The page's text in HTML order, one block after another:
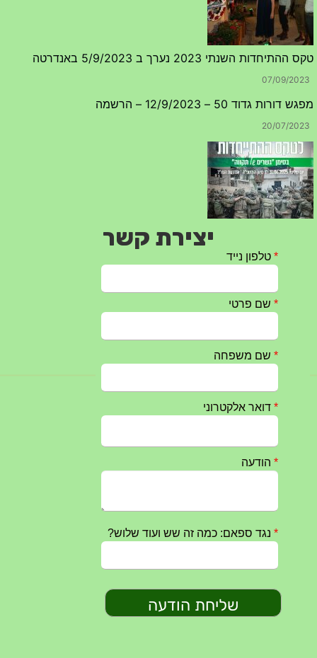
טקס ההתיחדות השנתי 2023 נערך ב 5/9/2023 באנדרטה
07/09/2023
מפגש דורות גדוד 50 – 12/9/2023 – הרשמה
20/07/2023
טקס ההתיחדות עם החללים לשנת 2025 – 10 יוני 2025
מופע הגבעטרון ב 10.10.2024 נדחה בשל המצב הבטחוני
חרבות ברזל – הודעה 1 – 14.10.2023
יצירת קשר